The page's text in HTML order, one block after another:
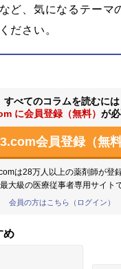
ど、気になるテーマ
ださい。
すべてのコラムを読むには
に会員登録（無料） が
会員登録（無料
は28万人以上の薬剤師が登
大級の医療従事者専用サイト
会員の方はこちら（ログイン）
め